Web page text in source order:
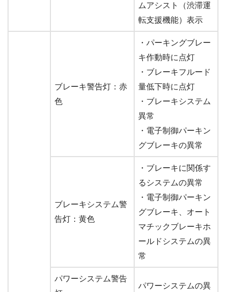
ムアシスト（渋滞運
転支援機能）表示
ブレーキ警告灯：赤
色
・パーキングブレー
キ作動時に点灯
・ブレーキフルード
量低下時に点灯
・ブレーキシステム
異常
・電子制御パーキン
グブレーキの異常
ブレーキシステム警
告灯：黄色
・ブレーキに関係す
るシステムの異常
・電子制御パーキン
グブレーキ、オート
マチックブレーキホ
ールドシステムの異
常
パワーシステム警告
パワーシステムの異